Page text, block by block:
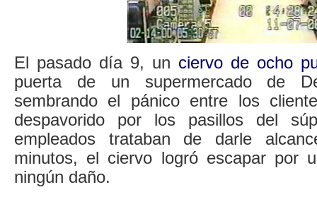
El pasado día 9, un ciervo de ocho
puerta de un supermercado de
sembrando el pánico entre los
despavorido por los pasillos del
empleados trataban de darle
minutos, el ciervo logró escapar por
ningún daño.